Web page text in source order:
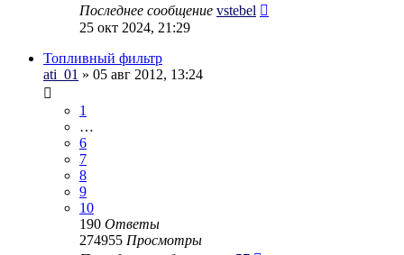
Последнее сообщение vstebel
25 окт 2024, 21:29
Топливный фильтр
ati_01 » 05 авг 2012, 13:24
1
…
6
7
8
9
10
190 Ответы
274955 Просмотры